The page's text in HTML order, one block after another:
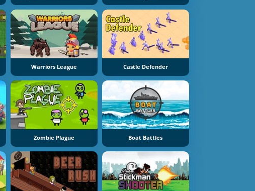
Warriors League Castle Defender
Zombie Plague Boat Battles